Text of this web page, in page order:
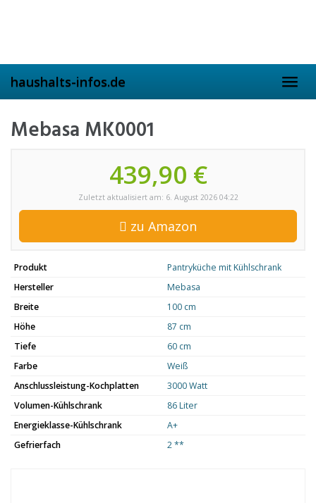
haushalts-infos.de
Mebasa MK0001
439,90 €
Zuletzt aktualisiert am: 6. August 2026 04:22
zu Amazon
Produkt
Pantryküche mit Kühlschrank
Hersteller
Mebasa
Breite
100 cm
Höhe
87 cm
Tiefe
60 cm
Farbe
Weiß
Anschlussleistung-Kochplatten
3000 Watt
Volumen-Kühlschrank
86 Liter
Energieklasse-Kühlschrank
A+
Gefrierfach
2 **